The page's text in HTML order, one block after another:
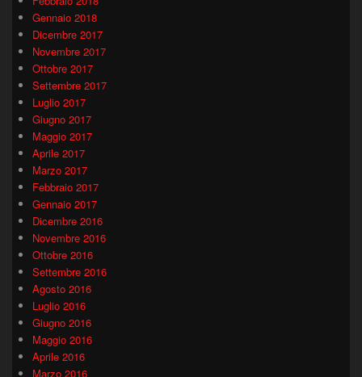
Gennaio 2018
Dicembre 2017
Novembre 2017
Ottobre 2017
Settembre 2017
Luglio 2017
Giugno 2017
Maggio 2017
Aprile 2017
Marzo 2017
Febbraio 2017
Gennaio 2017
Dicembre 2016
Novembre 2016
Ottobre 2016
Settembre 2016
Agosto 2016
Luglio 2016
Giugno 2016
Maggio 2016
Aprile 2016
Marzo 2016